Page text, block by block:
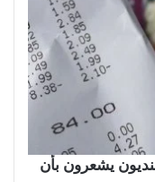
عند 3%.. الهولنديون يشعرون بأن